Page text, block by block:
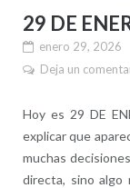
29 DE
enero 29, 2026
Deja un
Hoy es 29 DE
explicar que
muchas
directa, sino algo